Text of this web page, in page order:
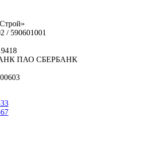
590601001
ПАО СБЕРБАНК